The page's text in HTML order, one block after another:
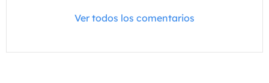
Ver todos los comentarios